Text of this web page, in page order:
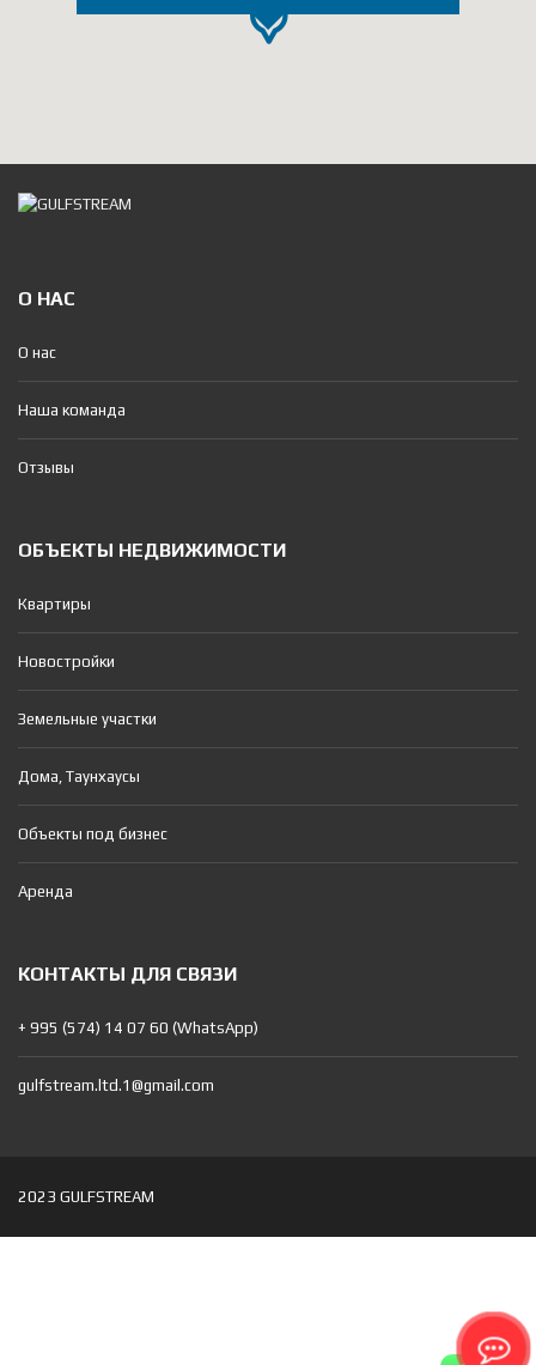
О НАС
О нас
Наша команда
Отзывы
ОБЪЕКТЫ НЕДВИЖИМОСТИ
Квартиры
Новостройки
Земельные участки
Дома, Таунхаусы
Объекты под бизнес
Аренда
КОНТАКТЫ ДЛЯ СВЯЗИ
+ 995 (574) 14 07 60 (WhatsApp)
gulfstream.ltd.1@gmail.com
2023 GULFSTREAM